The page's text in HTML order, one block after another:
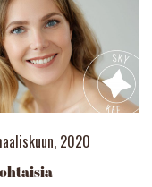
2020